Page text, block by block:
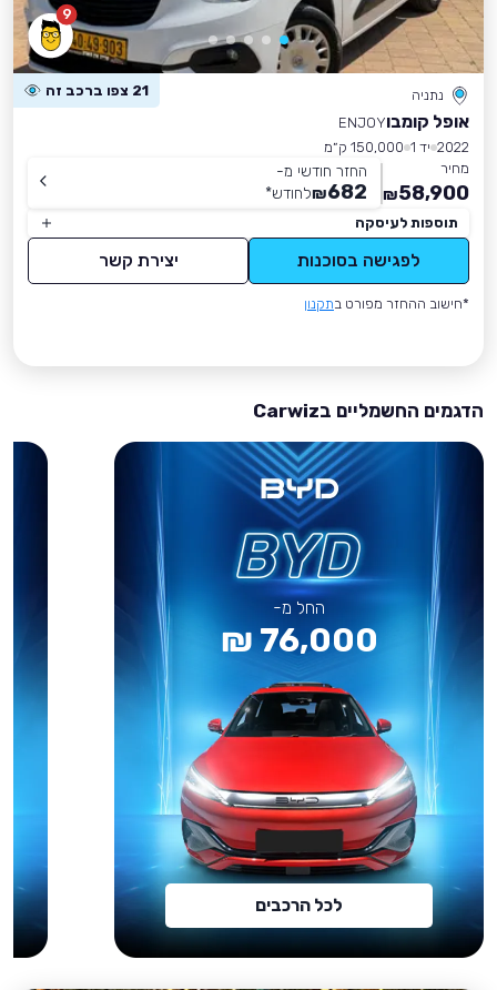
9
נתניה 21 צפו ברכב זה
אופל קומבוENJOY
2022 יד 1
150,000 ק״מ
מחיר
58,900
₪
החזר חודשי מ-
682
₪לחודש*
תוספות לעיסקה
לפגישה בסוכנות יצירת קשר
*חישוב ההחזר מפורט בתקנון
הדגמים החשמליים בCarwiz
החל מ-
76,000 ₪
לכל הרכבים